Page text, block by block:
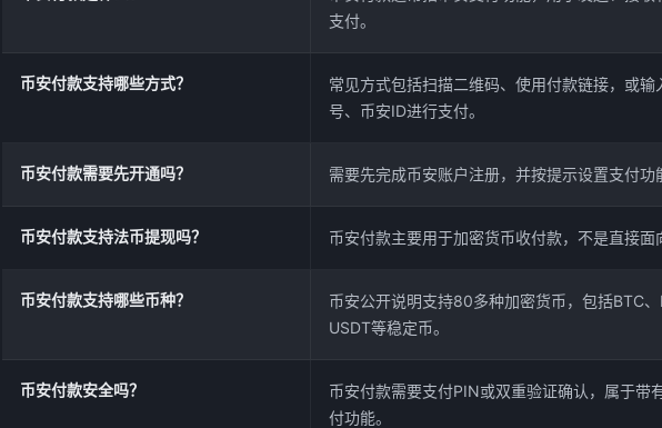
支付。
币安付款支持哪些方式？
常见方式包括扫描二维码、使用付款链接，或输
号、币安ID进行支付。
币安付款需要先开通吗？ 需要先完成币安账户注册，并按提示设置支付功
币安付款支持法币提现吗？ 币安付款主要用于加密货币收付款，不是直接面
币安付款支持哪些币种？
币安公开说明支持80多种加密货币，包括BTC
USDT等稳定币。
币安付款安全吗？
币安付款需要支付PIN或双重验证确认，属于带
付功能。